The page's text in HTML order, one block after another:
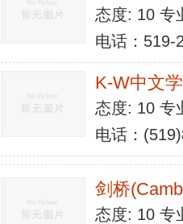
态度: 10 专
电话：519-
K-W中文
态度: 10 专
电话：
剑桥
态度: 10 专